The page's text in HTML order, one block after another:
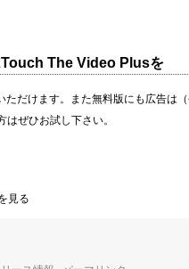
Touch The Video Plusを
ただけます。また無料版にも広告は
ぜひお試し下さい。
見る